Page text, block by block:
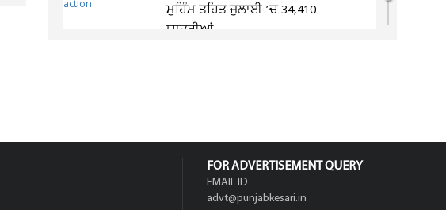
ਮੁਹਿੰਮ ਤਹਿਤ ਜੁਲਾਈ ’ਚ 34,410
ਯਾਤਰੀਆਂ...
FOR ADVERTISEMENT QUERY
EMAIL ID
advt@punjabkesari.in